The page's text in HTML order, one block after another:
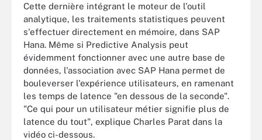
Cette dernière intégrant le moteur de l'outil
analytique, les traitements statistiques peuvent
s'effectuer directement en mémoire, dans SAP
Hana. Même si Predictive Analysis peut
évidemment fonctionner avec une autre base de
données, l'association avec SAP Hana permet de
bouleverser l'expérience utilisateurs, en ramenant
les temps de latence "en dessous de la seconde".
"Ce qui pour un utilisateur métier signifie plus de
latence du tout", explique Charles Parat dans la
vidéo ci-dessous.